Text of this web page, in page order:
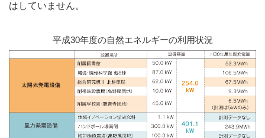
三重大学が目指す環境
三重大学の概要
特集
はしていません。
平成30年度の自然エネルギーの利用状況